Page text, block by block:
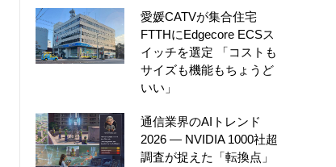
愛媛CATVが集合住宅
FTTHにEdgecore ECSス
イッチを選定 「コストも
サイズも機能もちょうど
いい」
通信業界のAIトレンド
2026 ― NVIDIA 1000社超
調査が捉えた「転換点」